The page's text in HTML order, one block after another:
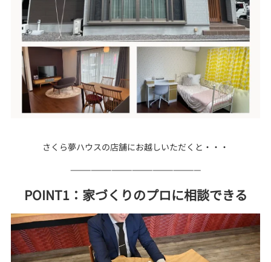
さくら夢ハウスの店舗にお越しいただくと・・・
———————————————————
POINT1：家づくりのプロに相談できる